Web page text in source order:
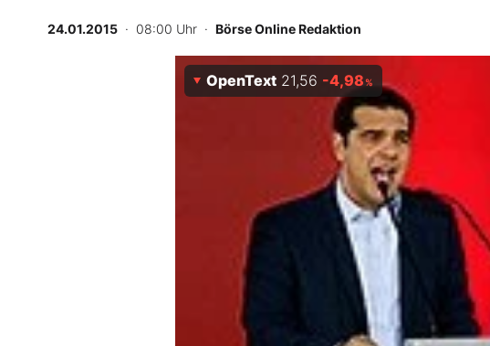
BO-Musterdepots
Experten
24.01.2015 · 08:00 Uhr · Börse Online Redaktion
OpenText 21,56 -4,98%